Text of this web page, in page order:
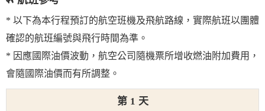
* 以下為本行程預訂的航空班機及飛航路線，實際航班以團體
確認的航班編號與飛行時間為準。
* 因應國際油價波動，航空公司隨機票所增收燃油附加費用，
會隨國際油價而有所調整。
1